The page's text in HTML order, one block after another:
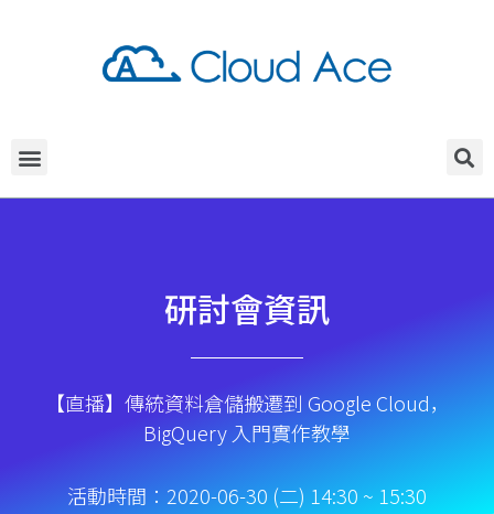
研討會資訊
【直播】傳統資料倉儲搬遷到 Google Cloud，
BigQuery 入門實作教學
活動時間：2020-06-30 (二) 14:30 ~ 15:30